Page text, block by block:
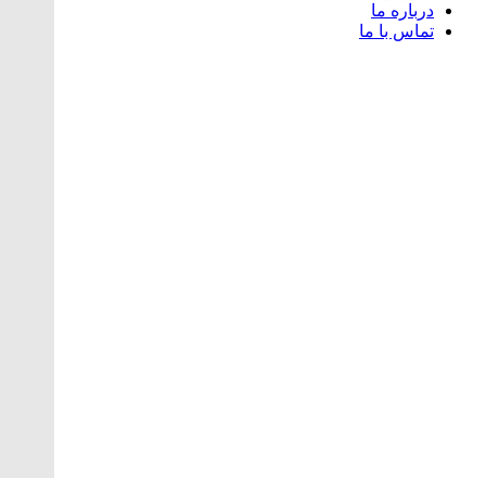
درباره ما
تماس با ما